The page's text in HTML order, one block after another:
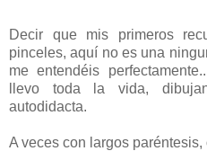
Decir que mis primeros
pinceles, aquí no es una
me entendéis
llevo toda la vida,
autodidacta.
A veces con largos